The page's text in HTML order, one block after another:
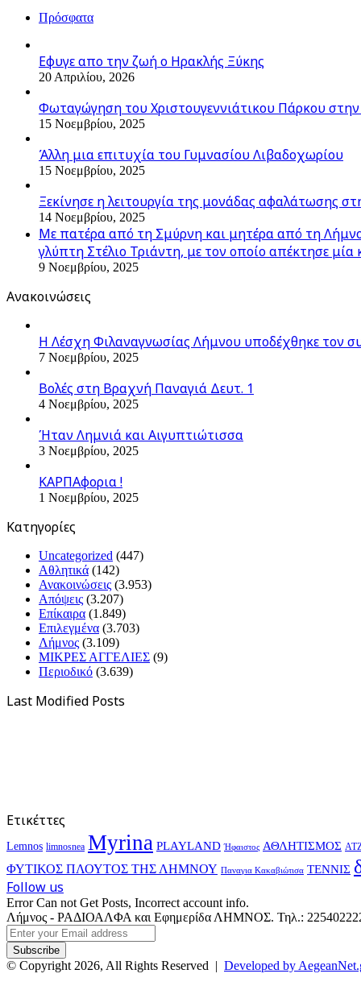
Πρόσφατα
Εφυγε απο την ζωή o Ηρακλής Ξύκης
20 Απριλίου, 2026
Φωταγώγηση του Χριστουγεννιάτικου Πάρκου
15 Νοεμβρίου, 2025
Άλλη μια επιτυχία του Γυμνασίου Λιβαδοχωρίου
15 Νοεμβρίου, 2025
Ξεκίνησε η λειτουργία της μονάδας αφαλάτωσης
14 Νοεμβρίου, 2025
Με πατέρα από τη Σμύρνη και μητέρα από τη
γλύπτη Στέλιο Τριάντη, με τον οποίο απέκτησε
9 Νοεμβρίου, 2025
Ανακοινώσεις
Η Λέσχη Φιλαναγνωσίας Λήμνου υποδέχθηκε τον
7 Νοεμβρίου, 2025
Βολές στη Βραχνή Παναγιά Δευτ. 1
4 Νοεμβρίου, 2025
Ήταν Λημνιά και Αιγυπτιώτισσα
3 Νοεμβρίου, 2025
ΚΑΡΠΑφορια !
1 Νοεμβρίου, 2025
Kατηγορίες
Uncategorized (447)
Αθλητικά (142)
Ανακοινώσεις (3.953)
Απόψεις (3.207)
Επίκαιρα (1.849)
Επιλεγμένα (3.703)
Λήμνος (3.109)
ΜΙΚΡΕΣ ΑΓΓΕΛΙΕΣ (9)
Περιοδικό (3.639)
Last Modified Posts
Ετικέττες
Lemnos limnosnea Myrina PLAYLAND Ήφαιστος ΑΘΛΗΤΙΣΜΟΣ
ΦΥΤΙΚΟΣ ΠΛΟΥΤΟΣ ΤΗΣ ΛΗΜΝΟΥ Παναγια Κακαβιώτισα ΤΕΝΝΙΣ
Follow us
Error Can not Get Posts, Incorrect account info.
Λήμνος - ΡΑΔΙΟΑΛΦΑ και Εφημερίδα ΛΗΜΝΟΣ. Τηλ.:
Enter
your
Email
address
© Copyright 2026, All Rights Reserved | Developed by